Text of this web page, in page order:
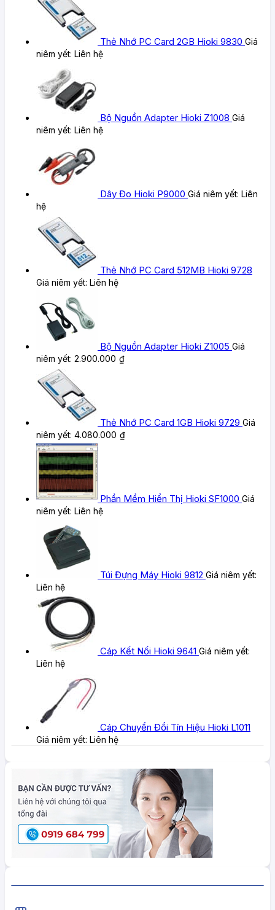
Thẻ Nhớ PC Card 2GB Hioki 9830 Giá
niêm yết: Liên hệ
Bộ Nguồn Adapter Hioki Z1008 Giá
niêm yết: Liên hệ
Dây Đo Hioki P9000 Giá niêm yết: Liên
hệ
Thẻ Nhớ PC Card 512MB Hioki 9728
Giá niêm yết: Liên hệ
Bộ Nguồn Adapter Hioki Z1005 Giá
niêm yết: 2.900.000 ₫
Thẻ Nhớ PC Card 1GB Hioki 9729 Giá
niêm yết: 4.080.000 ₫
Phần Mềm Hiển Thị Hioki SF1000 Giá
niêm yết: Liên hệ
Túi Đựng Máy Hioki 9812 Giá niêm yết:
Liên hệ
Cáp Kết Nối Hioki 9641 Giá niêm yết:
Liên hệ
Cáp Chuyển Đổi Tín Hiệu Hioki L1011
Giá niêm yết: Liên hệ